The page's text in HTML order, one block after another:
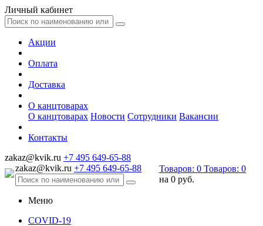
Личный кабинет
Акции
Оплата
Доставка
О канцтоварах
О канцтоварах Новости Сотрудники Вакансии
Контакты
zakaz@kvik.ru +7 495 649-65-88
zakaz@kvik.ru +7 495 649-65-88 Товаров: 0 Товаров: 0
на 0 руб.
Меню
COVID-19